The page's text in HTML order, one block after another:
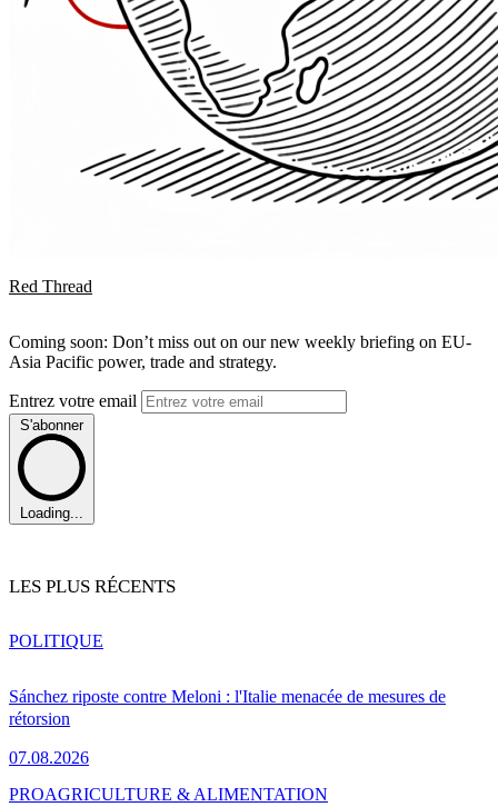
Red Thread
Coming soon: Don’t miss out on our new weekly briefing on EU-
Asia Pacific power, trade and strategy.
Entrez votre email
S'abonner
Loading...
LES PLUS RÉCENTS
Sánchez riposte contre Meloni : l'Italie menacée de mesures de
rétorsion
07.08.2026
POLITIQUE
PROAGRICULTURE & ALIMENTATION